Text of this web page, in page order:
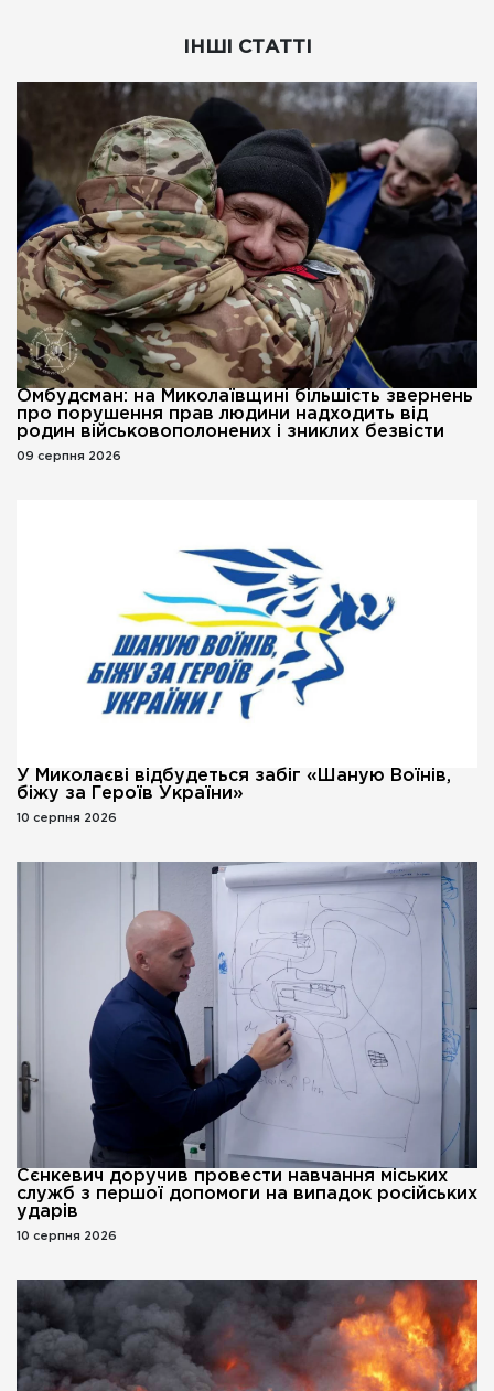
ІНШІ СТАТТІ
Омбудсман: на Миколаївщині більшість звернень
про порушення прав людини надходить від
родин військовополонених і зниклих безвісти
09 серпня 2026
У Миколаєві відбудеться забіг «Шаную Воїнів,
біжу за Героїв України»
10 серпня 2026
Сєнкевич доручив провести навчання міських
служб з першої допомоги на випадок російських
ударів
10 серпня 2026